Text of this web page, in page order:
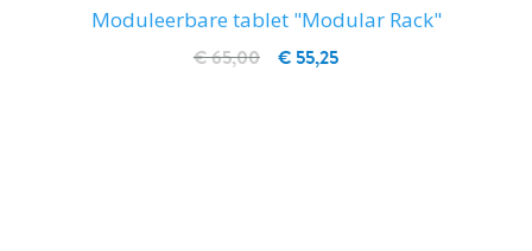
Moduleerbare tablet "Modular Rack"
€ 55,25
€ 65,00